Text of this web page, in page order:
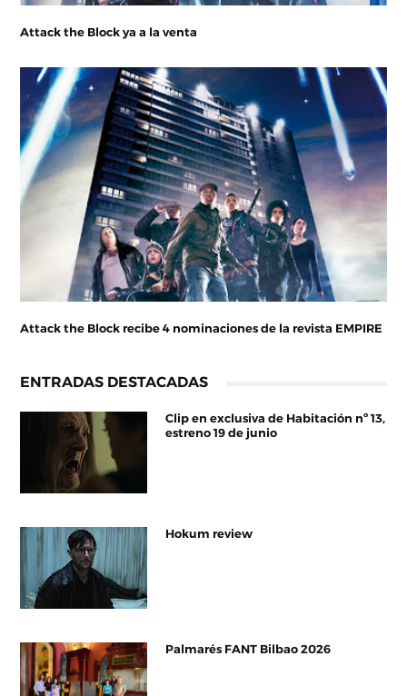
Attack the Block ya a la venta
Attack the Block recibe 4 nominaciones de la revista EMPIRE
ENTRADAS DESTACADAS
Clip en exclusiva de Habitación nº 13,
estreno 19 de junio
Hokum review
Palmarés FANT Bilbao 2026